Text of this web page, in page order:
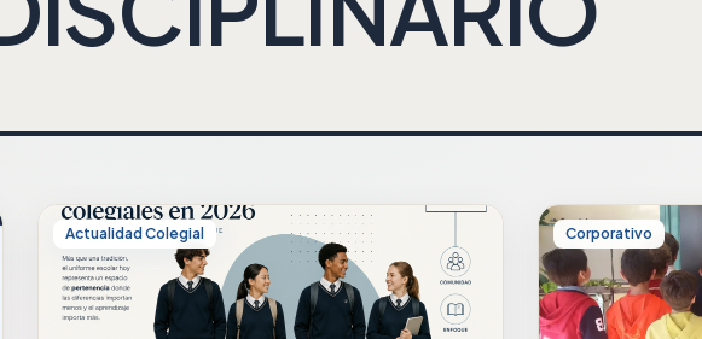
Actualidad Colegial Corporativo